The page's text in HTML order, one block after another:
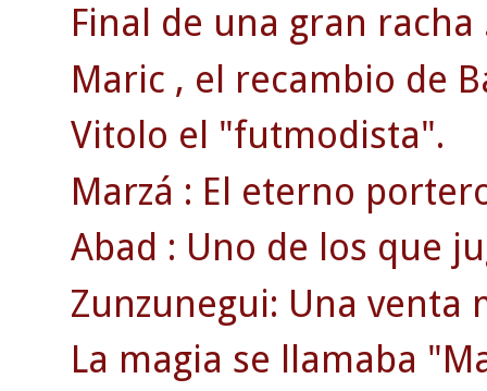
Final de una gran racha
Maric , el recambio de
Vitolo el "futmodista".
Marzá : El eterno
Abad : Uno de los que
Zunzunegui: Una venta
La magia se llamaba